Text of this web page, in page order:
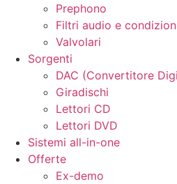
Prephono
Filtri audio e
Valvolari
Sorgenti
DAC (Convertitore
Giradischi
Lettori CD
Lettori DVD
Sistemi all-in-one
Offerte
Ex-demo